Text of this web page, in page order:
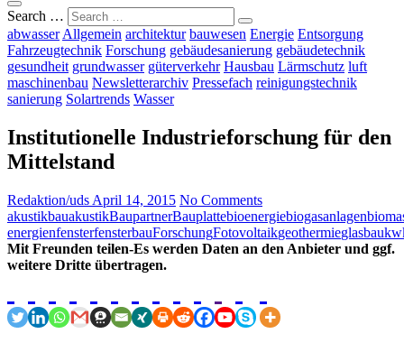
Search …
abwasser Allgemein architektur bauwesen Energie Entsorgung
Fahrzeugtechnik Forschung gebäudesanierung gebäudetechnik
gesundheit grundwasser güterverkehr Hausbau Lärmschutz luft
maschinenbau Newsletterarchiv Pressefach reinigungstechnik
sanierung Solartrends Wasser
Institutionelle Industrieforschung für den
Mittelstand
Redaktion/uds April 14, 2015 No Comments
akustikbauakustikBaupartnerBauplattebioenergiebiogasanlagen
energienfensterfensterbauForschungFotovoltaikgeothermieglasbau
Mit Freunden teilen-Es werden Daten an den Anbieter und ggf.
weitere Dritte übertragen.